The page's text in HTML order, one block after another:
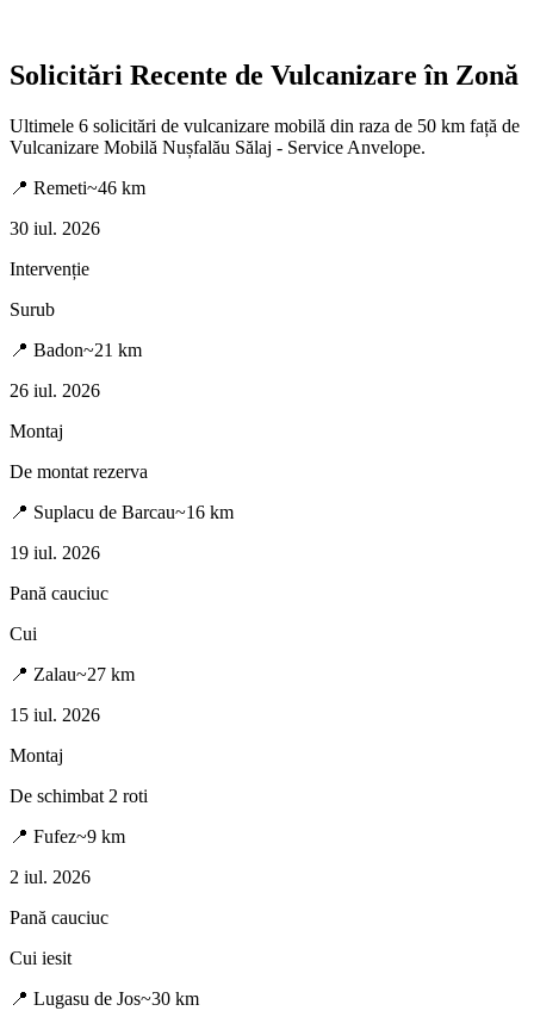
Solicitări Recente de Vulcanizare în Zonă
Ultimele 6 solicitări de vulcanizare mobilă din raza de 50 km față de
Vulcanizare Mobilă Nușfalău Sălaj - Service Anvelope.
📍 Remeti~46 km
30 iul. 2026
Intervenție
Surub
📍 Badon~21 km
26 iul. 2026
Montaj
De montat rezerva
📍 Suplacu de Barcau~16 km
19 iul. 2026
Pană cauciuc
Cui
📍 Zalau~27 km
15 iul. 2026
Montaj
De schimbat 2 roti
📍 Fufez~9 km
2 iul. 2026
Pană cauciuc
Cui iesit
📍 Lugasu de Jos~30 km